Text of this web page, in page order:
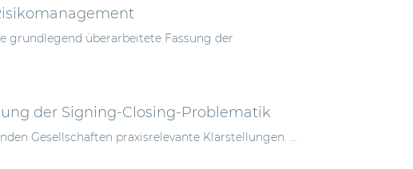
grundlegend überarbeitete Fassung der
der Signing-Closing-Problematik
Gesellschaften praxisrelevante Klarstellungen. ...